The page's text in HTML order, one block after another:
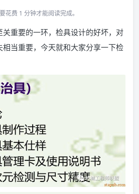
花费 1 分钟才能阅读完成。
重要的一环，检具设计的好坏，对
当重要，今天就和大家分享一下检